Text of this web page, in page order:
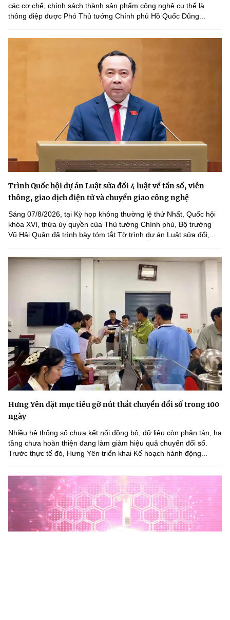
các cơ chế, chính sách thành sản phẩm công nghệ cụ thể là
thông điệp được Phó Thủ tướng Chính phủ Hồ Quốc Dũng...
Trình Quốc hội dự án Luật sửa đổi 4 luật về tần số, viễn
thông, giao dịch điện tử và chuyển giao công nghệ
Sáng 07/8/2026, tại Kỳ họp không thường lệ thứ Nhất, Quốc hội
khóa XVI, thừa ủy quyền của Thủ tướng Chính phủ, Bộ trưởng
Vũ Hải Quân đã trình bày tóm tắt Tờ trình dự án Luật sửa đổi,...
Hưng Yên đặt mục tiêu gỡ nút thắt chuyển đổi số trong 100
ngày
Nhiều hệ thống số chưa kết nối đồng bộ, dữ liệu còn phân tán, hạ
tầng chưa hoàn thiện đang làm giảm hiệu quả chuyển đổi số.
Trước thực tế đó, Hưng Yên triển khai Kế hoạch hành động...